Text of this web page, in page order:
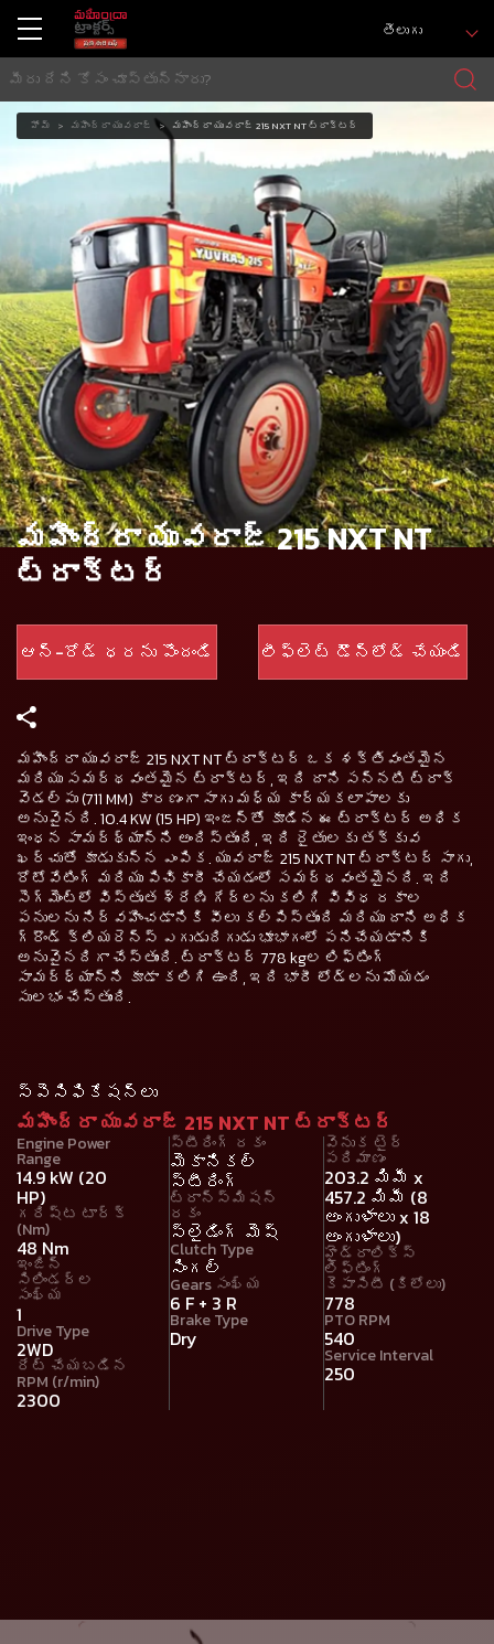
తెలుగు
హోమ్ మహీంద్రా యువరాజ్ మహీంద్రా యువరాజ్ 215 NXT NT ట్రాక్టర్
మహీంద్రా యువరాజ్ 215 NXT NT
ట్రాక్టర్
ఆన్-రోడ్ ధరను పొందండి లీఫ్లెట్ డౌన్‌లోడ్ చేయండి
మహీంద్రా యువరాజ్ 215 NXT NT ట్రాక్టర్ ఒక శక్తివంతమైన
మరియు సమర్థవంతమైన ట్రాక్టర్, ఇది దాని సన్నటి ట్రాక్
వెడల్పు (711 MM) కారణంగా సాగు మధ్య కార్యకలాపాలకు
అనువైనది. 10.4 KW (15 HP) ఇంజన్తో కూడిన ఈ ట్రాక్టర్ అధిక
ఇంధన సామర్థ్యాన్ని అందిస్తుంది, ఇది రైతులకు తక్కువ
ఖర్చుతో కూడుకున్న ఎంపిక. యువరాజ్ 215 NXT NT ట్రాక్టర్ సాగు,
రోటోవేటింగ్ మరియు పిచికారీ చేయడంలో సమర్థవంతమైనది. ఇది
సెగ్మెంట్‌లో విస్తృత శ్రేణి గేర్‌లను కలిగి వివిధ రకాల
పనులను నిర్వహించడానికి వీలు కల్పిస్తుంది మరియు దాని అధిక
గ్రౌండ్ క్లియరెన్స్ ఎగుడుదిగుడు భూభాగంలో పనిచేయడానికి
అనువైనదిగా చేస్తుంది. ట్రాక్టర్ 778 kgల లిఫ్టింగ్
సామర్ధ్యాన్ని కూడా కలిగి ఉంది, ఇది భారీ లోడ్‌లను మోయడం
సులభం చేస్తుంది.
స్పెసిఫికేషన్లు
మహీంద్రా యువరాజ్ 215 NXT NT ట్రాక్టర్
Engine Power
Range
14.9 kW (20
HP)
గరిష్ట టార్క్
(Nm)
48 Nm
ఇంజిన్
సిలిండర్ల
సంఖ్య
1
Drive Type
2WD
రేట్ చేయబడిన
RPM (r/min)
2300
స్టీరింగ్ రకం
మెకానికల్
స్టీరింగ్
ట్రాన్స్మిషన్
రకం
స్లైడింగ్ మెష్
Clutch Type
సింగల్
Gears సంఖ్య
6 F + 3 R
Brake Type
Dry
వెనుక టైర్
పరిమాణం
203.2 మిమీ x
457.2 మిమీ (8
అంగుళాలు x 18
అంగుళాలు)
హైడ్రాలిక్స్
లిఫ్టింగ్
కెపాసిటీ (కిలోలు)
778
PTO RPM
540
Service Interval
250